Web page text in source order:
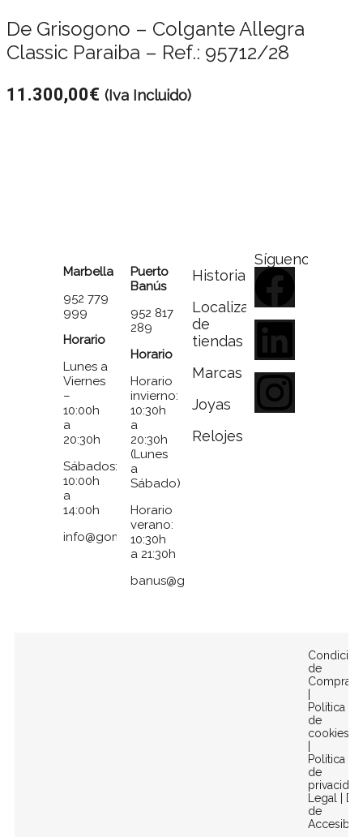
De Grisogono – Colgante Allegra
Classic Paraiba – Ref.: 95712/28
11.300,00€ (Iva Incluido)
Marbella
952 779
999
Horario
Lunes a
Viernes
–
10:00h
a
20:30h
Sábados:
10:00h
a
14:00h
info@gomezymolina.com
Puerto
Banús
952 817
289
Horario
Horario
invierno:
10:30h
a
20:30h
(Lunes
a
Sábado)
Horario
verano:
10:30h
a 21:30h
banus@gomezymolina.com
Historia
Localizador
de
tiendas
Marcas
Joyas
Relojes
Síguenos
de
Compra
|
Política
de
cookies
|
Política
de
privacidad
Legal |
de